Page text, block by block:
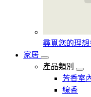
尋覓您的理想
家居
產品類別
芳香室
線香